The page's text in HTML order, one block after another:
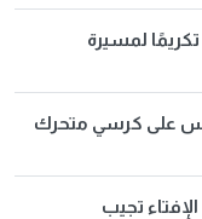
لمسيرة
على كرسي متحرك
تجيب